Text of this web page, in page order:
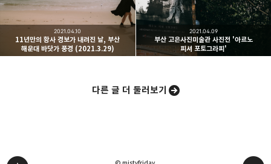
11년만의 황사 경보가 내려진 날, 부산
해운대 바닷가 풍경 (2021.3.29)
2021.04.10
부산 고은사진미술관 사진전 '아르노
피셔 포토그라피'
2021.04.09
다른 글 더 둘러보기